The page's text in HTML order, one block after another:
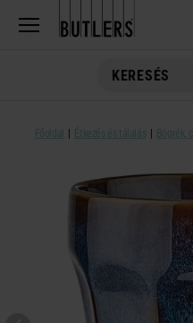
Főoldal Étkezés és tálalás Bögrék,